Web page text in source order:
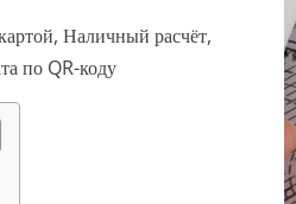
Наличный расчёт,
по QR-коду